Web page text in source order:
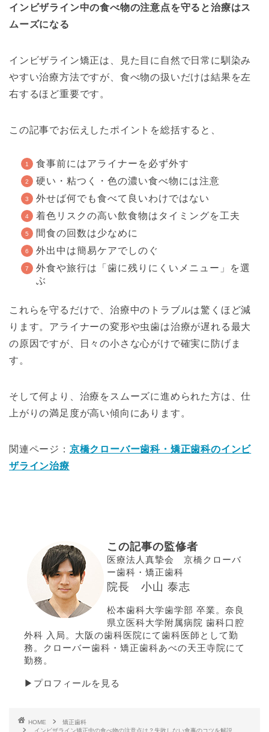
インビザライン中の食べ物の注意点を守ると治療はス
ムーズになる
インビザライン矯正は、見た目に自然で日常に馴染み
やすい治療方法ですが、食べ物の扱いだけは結果を左
右するほど重要です。
この記事でお伝えしたポイントを総括すると、
食事前にはアライナーを必ず外す
硬い・粘つく・色の濃い食べ物には注意
外せば何でも食べて良いわけではない
着色リスクの高い飲食物はタイミングを工夫
間食の回数は少なめに
外出中は簡易ケアでしのぐ
外食や旅行は「歯に残りにくいメニュー」を選
ぶ
これらを守るだけで、治療中のトラブルは驚くほど減
ります。アライナーの変形や虫歯は治療が遅れる最大
の原因ですが、日々の小さな心がけで確実に防げま
す。
そして何より、治療をスムーズに進められた方は、仕
上がりの満足度が高い傾向にあります。
関連ページ： 京橋クローバー歯科・矯正歯科のインビ
ザライン治療
この記事の監修者
医療法人真摯会 京橋クローバ
ー歯科・矯正歯科
院長 小山 泰志
松本歯科大学歯学部 卒業。奈良
県立医科大学附属病院 歯科口腔
外科 入局。大阪の歯科医院にて歯科医師として勤
務。クローバー歯科・矯正歯科あべの天王寺院にて
勤務。
▶プロフィールを見る
HOME
矯正歯科
インビザライン矯正中の食べ物の注意点は？失敗しない食事のコツを解説